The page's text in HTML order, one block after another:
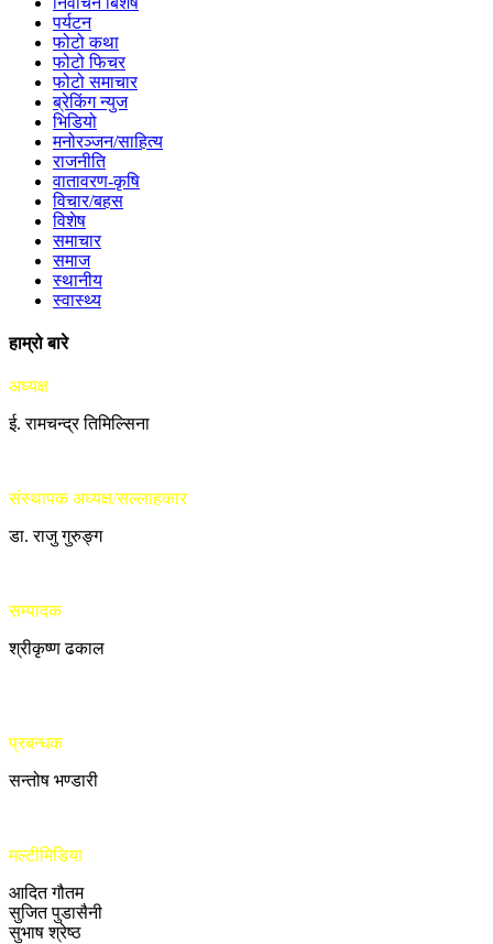
पर्यटन
फोटो कथा
फोटो फिचर
फोटो समाचार
ब्रेकिंग न्युज
भिडियो
मनोरञ्जन/साहित्य
राजनीति
वातावरण-कृषि
विचार/बहस
विशेष
समाचार
समाज
स्थानीय
स्वास्थ्य
हाम्रो बारे
अध्यक्ष
ई. रामचन्द्र तिमिल्सिना
संस्थापक अध्यक्ष/सल्लाहकार
डा. राजु गुरुङ्ग
सम्पादक
श्रीकृष्ण ढकाल
प्रबन्धक
सन्तोष भण्डारी
मल्टीमिडिया
आदित गौतम
सुजित पुडासैनी
सुभाष श्रेष्ठ